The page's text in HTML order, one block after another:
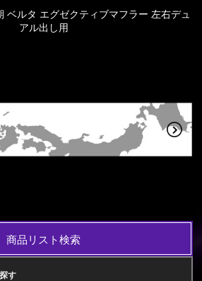
ベルタ エグゼクティブマフラー 左右デュ
アル出し用
商品リスト検索
す